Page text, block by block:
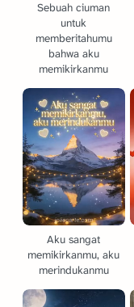
Sebuah ciuman
untuk
memberitahumu
bahwa aku
memikirkanmu
Aku sangat
memikirkanmu, aku
merindukanmu